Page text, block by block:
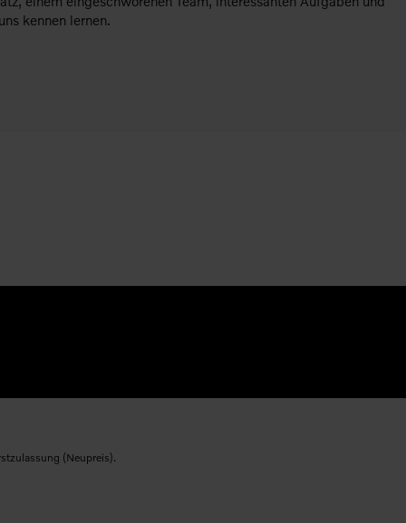
kennen lernen.
(Neupreis).